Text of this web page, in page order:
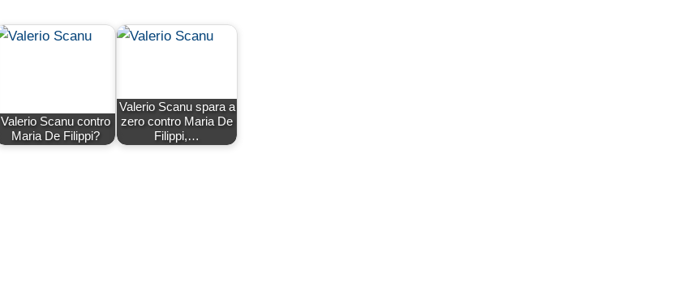
Valerio Scanu contro
Maria De Filippi?
Valerio Scanu spara a
zero contro Maria De
Filippi,…